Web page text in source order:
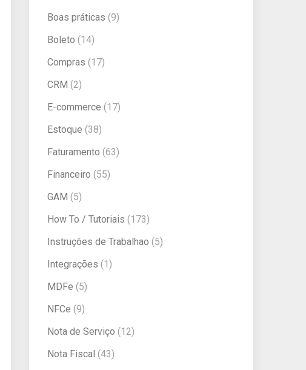
Boas práticas (9)
Boleto (14)
Compras (17)
CRM (2)
E-commerce (17)
Estoque (38)
Faturamento (63)
Financeiro (55)
GAM (5)
How To / Tutoriais (173)
Instruções de Trabalhao (5)
Integrações (1)
MDFe (5)
NFCe (9)
Nota de Serviço (12)
Nota Fiscal (43)